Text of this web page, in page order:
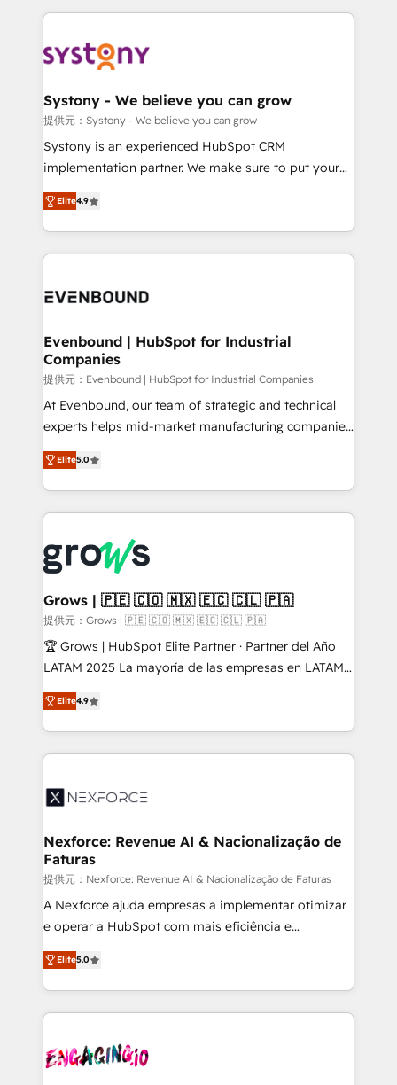
to accompany companies on their digital
transformation journey.
to help you keep winning. What We Do ⚙️ CRM
Data & Content 📈 Sales & Marketing Alignment +
Agent Creation 🔄 Custom Integrations & Data
Migration Why 1406 We become part of your team.
Your team learns while we build. We fix what others
broke. Built for mid-market reality—practical
constraints. By the Numbers 🏆 Top 1% of all
HubSpot partners 🔄 Top 5% globally in client
and sales ops at mid-market companies ready to
Systony - We believe you can grow
提供元：Systony - We believe you can grow
Systony is an experienced HubSpot CRM
implementation partner. We make sure to put your
organization's needs and goals first and think along
with your organization. We are only satisfied once
you are too. Why Systony? - 20+ years of
experience with CRM, Marketing, Sales & Service
Own back-end developers - Complex data
View, SuperOffice) - Custom integrations (e.g. MS
Business Central, Navision, AX, SAP, Exact, AFAS) We
focus on growing B2B companies in the SME sector
such as manufacturing, SaaS, business services and
wholesaler companies. As an experienced HubSpot
That's why we have developed a step-by-step
implementation process that focuses on user
strive for optimal customer processes and
experiences. Systony – We believe you can grow!
Elite4.9
Evenbound | HubSpot for Industrial
Companies
提供元：Evenbound | HubSpot for Industrial Companies
At Evenbound, our team of strategic and technical
experts helps mid-market manufacturing companies
achieve real growth. We specialize in delivering
tailored solutions that drive results by leveraging
HubSpot’s platform and data to fuel success.
Technical Solutions: - HubSpot Technical Consulting -
Onboarding - Data Migration & Integrations -
Technical Audit & Optimization Strategic Solutions: -
Revenue Operations - Inbound Marketing -
Outbound Marketing - HubSpot CMS Website
Design & Development We empower our clients to
reach their full potential by providing transparent,
certifications and accreditations, we deliver both the
technical know-how and strategic guidance you
Elite5.0
Grows | 🇵🇪 🇨🇴 🇲🇽 🇪🇨 🇨🇱 🇵🇦
提供元：Grows | 🇵🇪 🇨🇴 🇲🇽 🇪🇨 🇨🇱 🇵🇦
🏆 Grows | HubSpot Elite Partner · Partner del Año
LATAM 2025 La mayoría de las empresas en LATAM
no tienen un problema de herramientas. Tienen un
problema de orden. Equipos desalineados, datos
dispersos y procesos que dependen de personas
clave — no de sistemas. Eso frena el crecimiento,
⚙️ Grows ordena los procesos comerciales, alinea
de forma que genera resultados reales desde las
primeras semanas — no meses. 🤝 No entregamos
proyectos y nos vamos. Nos quedamos como
socios estratégicos, ayudando a sostener y escalar
lo que construimos juntos. Porque crecer sin orden
Operamos en Colombia, Perú, México, Ecuador,
Chile, Panamá, Bolivia, Argentina y República
B2B. ✅ Crece con orden. Crece con Grows.
Elite4.9
Nexforce: Revenue AI & Nacionalização de
Faturas
提供元：Nexforce: Revenue AI & Nacionalização de Faturas
A Nexforce ajuda empresas a implementar otimizar
e operar a HubSpot com mais eficiência e
previsibilidade de receita. Combinamos Revenue
Operations (RevOps) e Inteligência Artificial para
estruturar processos integrar sistemas organizar
dados e automatizar operações. O objetivo é
operacional de receita conectando equipes
Elite5.0